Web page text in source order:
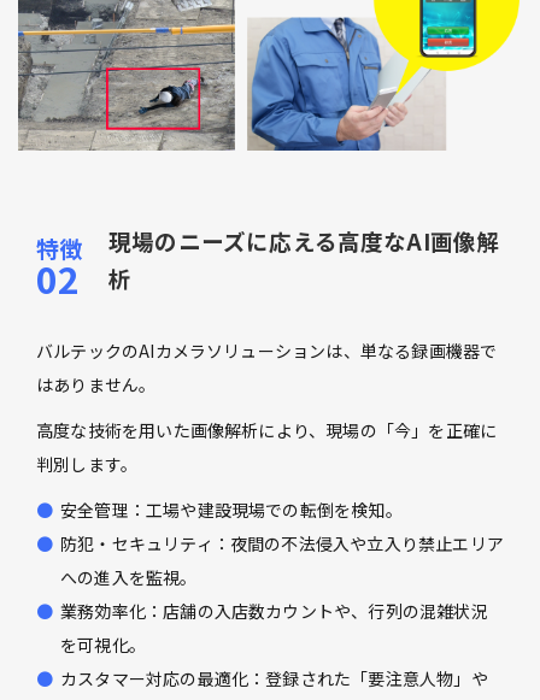
現場のニーズに応える高度なAI画像解
析
バルテックのAIカメラソリューションは、単なる録画機器で
はありません。
高度な技術を用いた画像解析により、現場の「今」を正確に
判別します。
安全管理：工場や建設現場での転倒を検知。
防犯・セキュリティ：夜間の不法侵入や立入り禁止エリア
への進入を監視。
業務効率化：店舗の入店数カウントや、行列の混雑状況
を可視化。
カスタマー対応の最適化：登録された「要注意人物」や